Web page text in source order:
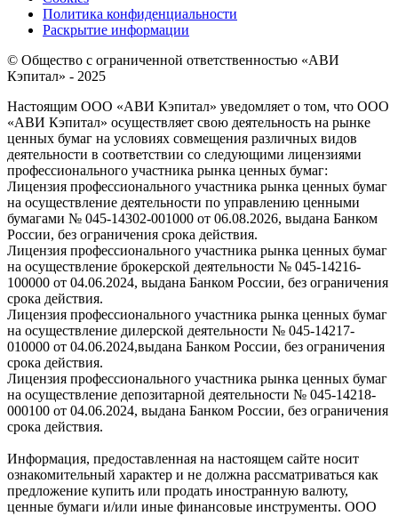
Политика конфиденциальности
Раскрытие информации
© Общество с ограниченной ответственностью «АВИ
Кэпитал» - 2025
Настоящим ООО «АВИ Кэпитал» уведомляет о том, что ООО
«АВИ Кэпитал» осуществляет свою деятельность на рынке
ценных бумаг на условиях совмещения различных видов
деятельности в соответствии со следующими лицензиями
профессионального участника рынка ценных бумаг:
Лицензия профессионального участника рынка ценных бумаг
на осуществление деятельности по управлению ценными
бумагами № 045-14302-001000 от 06.08.2026, выдана Банком
России, без ограничения срока действия.
Лицензия профессионального участника рынка ценных бумаг
на осуществление брокерской деятельности № 045-14216-
100000 от 04.06.2024, выдана Банком России, без ограничения
срока действия.
Лицензия профессионального участника рынка ценных бумаг
на осуществление дилерской деятельности № 045-14217-
010000 от 04.06.2024,выдана Банком России, без ограничения
срока действия.
Лицензия профессионального участника рынка ценных бумаг
на осуществление депозитарной деятельности № 045-14218-
000100 от 04.06.2024, выдана Банком России, без ограничения
срока действия.
Информация, предоставленная на настоящем сайте носит
ознакомительный характер и не должна рассматриваться как
предложение купить или продать иностранную валюту,
ценные бумаги и/или иные финансовые инструменты. ООО